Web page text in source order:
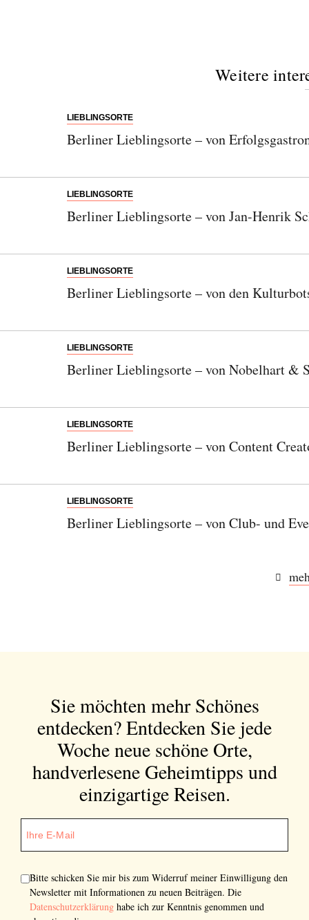
Weitere
LIEBLINGSORTE
Berliner Lieblingsorte – von
LIEBLINGSORTE
Berliner Lieblingsorte – von Jan-Henrik
LIEBLINGSORTE
Berliner Lieblingsorte – von den
LIEBLINGSORTE
Berliner Lieblingsorte – von Nobelhart &
LIEBLINGSORTE
Berliner Lieblingsorte – von Content
LIEBLINGSORTE
Berliner Lieblingsorte – von Club- und
Sie möchten mehr Schönes
entdecken?Entdecken Sie jede
Woche neue schöne Orte,
handverlesene Geheimtipps und
einzigartige Reisen.
Bitte schicken Sie mir bis zum Widerruf meiner Einwilligung den
Newsletter mit Informationen zu neuen Beiträgen. Die
Datenschutzerklärung habe ich zur Kenntnis genommen und